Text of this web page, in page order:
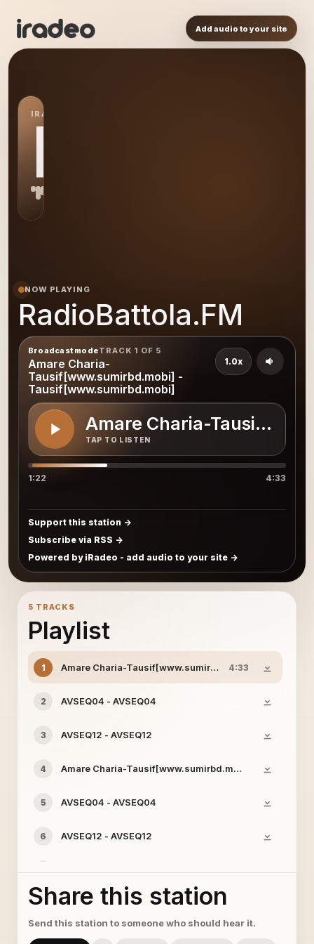
Add audio to your site
IRADEO STATION
RA
NOW PLAYING
RadioBattola.FM
Broadcast modeTRACK 1 OF 5
Amare Charia-
Tausif[www.sumirbd.mobi] -
Tausif[www.sumirbd.mobi]
Amare Charia-
TAP TO LISTEN
1.0x
1:22 4:33
Support this station
Subscribe via RSS
Powered by iRadeo - add audio to your site
5 TRACKS
Playlist
1 Amare Charia-Tausif[www.sumirbd.mobi] -
4:33
2 AVSEQ04 - AVSEQ04
3 AVSEQ12 - AVSEQ12
4 Amare Charia-Tausif[www.sumirbd.mobi] -
5 AVSEQ04 - AVSEQ04
6 AVSEQ12 - AVSEQ12
8 AVSEQ04 - AVSEQ04
9 AVSEQ12 - AVSEQ12
Share this station
Send this station to someone who should hear it.